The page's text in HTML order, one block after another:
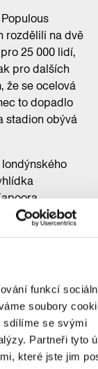
funkcí
soubory
sdílíme se svými
Partneři tyto
které jste jim
rozdělili na dvě
25 000 lidí,
pro dalších
že se ocelová
to dopadlo
stadion obývá
na přání
I ta ale